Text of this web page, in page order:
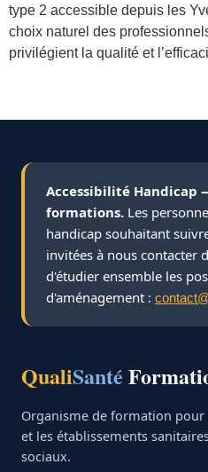
type 2 accessible depuis les
choix naturel des
privilégient la qualité et
Accessibilité Handicap
formations. Les
handicap souhaitant
invitées à nous contacter
d'étudier ensemble les
d'aménagement :
QualiSanté
Organisme de formation
et les établissements
sociaux.